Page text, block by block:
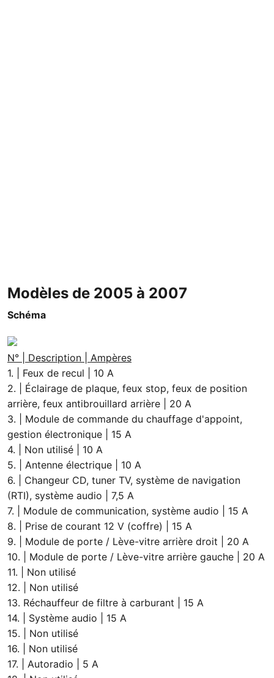
Modèles de 2005 à 2007
Schéma
N° | Description | Ampères
1. | Feux de recul | 10 A
2. | Éclairage de plaque, feux stop, feux de position
arrière, feux antibrouillard arrière | 20 A
3. | Module de commande du chauffage d'appoint,
gestion électronique | 15 A
4. | Non utilisé | 10 A
5. | Antenne électrique | 10 A
6. | Changeur CD, tuner TV, système de navigation
(RTI), système audio | 7,5 A
7. | Module de communication, système audio | 15 A
8. | Prise de courant 12 V (coffre) | 15 A
9. | Module de porte / Lève-vitre arrière droit | 20 A
10. | Module de porte / Lève-vitre arrière gauche | 20 A
11. | Non utilisé
12. | Non utilisé
13. Réchauffeur de filtre à carburant | 15 A
14. | Système audio | 15 A
15. | Non utilisé
16. | Non utilisé
17. | Autoradio | 5 A